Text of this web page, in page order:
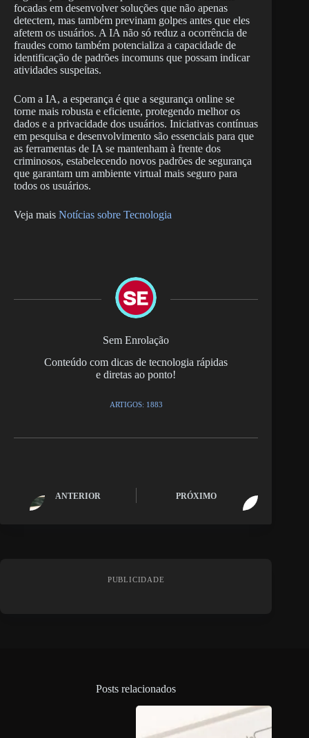
focadas em desenvolver soluções que não apenas
detectem, mas também previnam golpes antes que eles
afetem os usuários. A IA não só reduz a ocorrência de
fraudes como também potencializa a capacidade de
identificação de padrões incomuns que possam indicar
atividades suspeitas.
Com a IA, a esperança é que a segurança online se
torne mais robusta e eficiente, protegendo melhor os
dados e a privacidade dos usuários. Iniciativas contínuas
em pesquisa e desenvolvimento são essenciais para que
as ferramentas de IA se mantenham à frente dos
criminosos, estabelecendo novos padrões de segurança
que garantam um ambiente virtual mais seguro para
todos os usuários.
Veja mais Notícias sobre Tecnologia
Sem Enrolação
Conteúdo com dicas de tecnologia rápidas
e diretas ao ponto!
ARTIGOS: 1883
ANTERIOR PRÓXIMO
PUBLICIDADE
Posts relacionados